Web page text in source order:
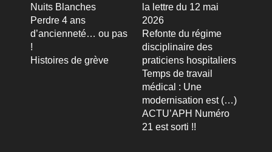
Nuits Blanches
Perdre 4 ans
d’ancienneté… ou pas
!
Histoires de grève
la lettre du 12 mai
2026
Refonte du régime
disciplinaire des
praticiens hospitaliers
Temps de travail
médical : Une
modernisation est (…)
ACTU’APH Numéro
21 est sorti !!